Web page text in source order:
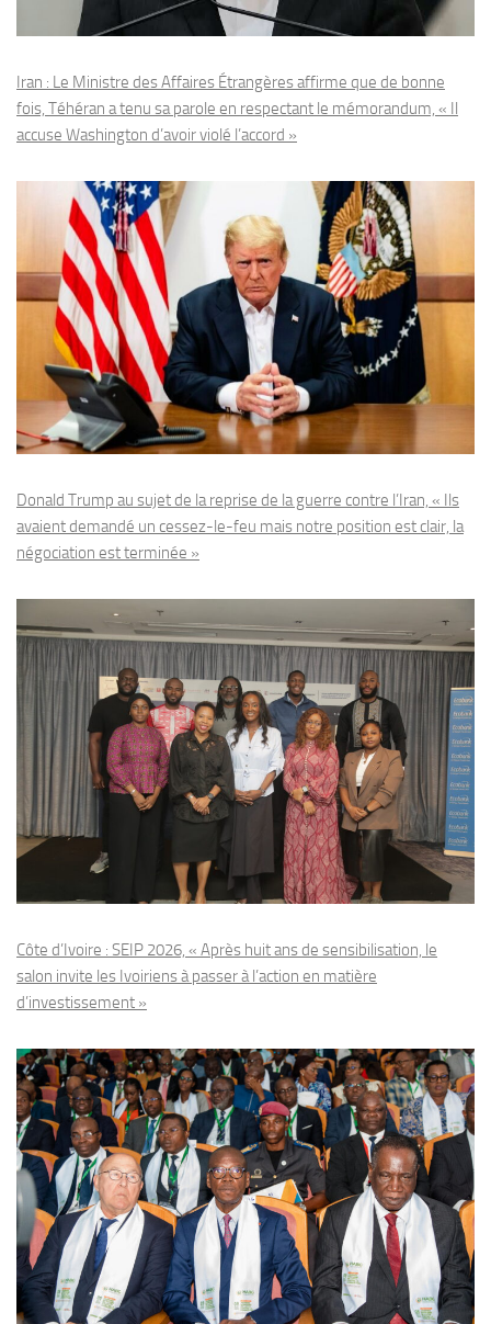
Iran : Le Ministre des Affaires Étrangères affirme que de bonne
fois, Téhéran a tenu sa parole en respectant le mémorandum, « Il
accuse Washington d’avoir violé l’accord »
Donald Trump au sujet de la reprise de la guerre contre l’Iran, « Ils
avaient demandé un cessez-le-feu mais notre position est clair, la
négociation est terminée »
Côte d’Ivoire : SEIP 2026, « Après huit ans de sensibilisation, le
salon invite les Ivoiriens à passer à l’action en matière
d’investissement »